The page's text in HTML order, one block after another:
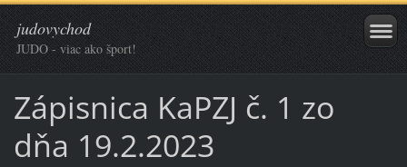
judovychod
JUDO - viac ako šport!
Zápisnica KaPZJ č. 1 zo
dňa 19.2.2023